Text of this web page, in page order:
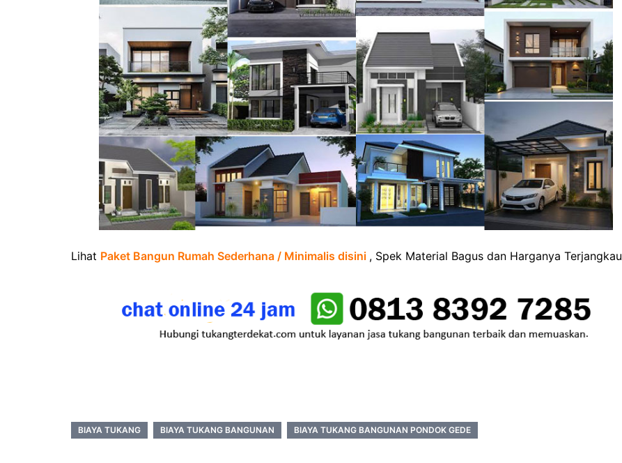
Lihat Paket Bangun Rumah Sederhana / Minimalis disini , Spek Material Bagus dan Harganya Terjangkau
BIAYA TUKANG BIAYA TUKANG BANGUNAN BIAYA TUKANG BANGUNAN PONDOK GEDE